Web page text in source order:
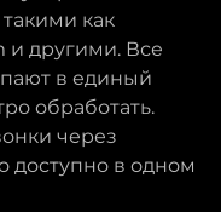
как
и другими. Все
в единый
обработать.
через
доступно в одном